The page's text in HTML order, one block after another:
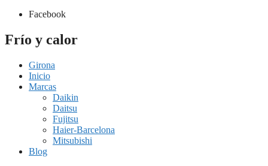
Facebook
Frío y calor
Girona
Inicio
Marcas
Daikin
Daitsu
Fujitsu
Haier-Barcelona
Mitsubishi
Blog